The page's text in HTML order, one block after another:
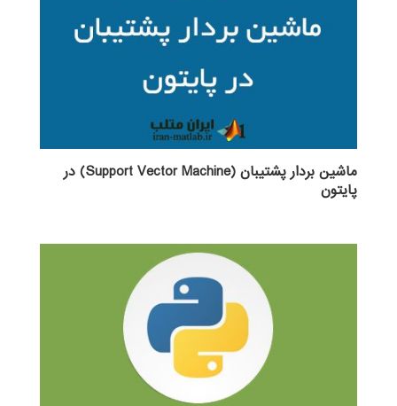
ماشین بردار پشتیبان (Support Vector Machine) در
پایتون